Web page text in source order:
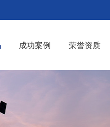
成功案例 荣誉资质